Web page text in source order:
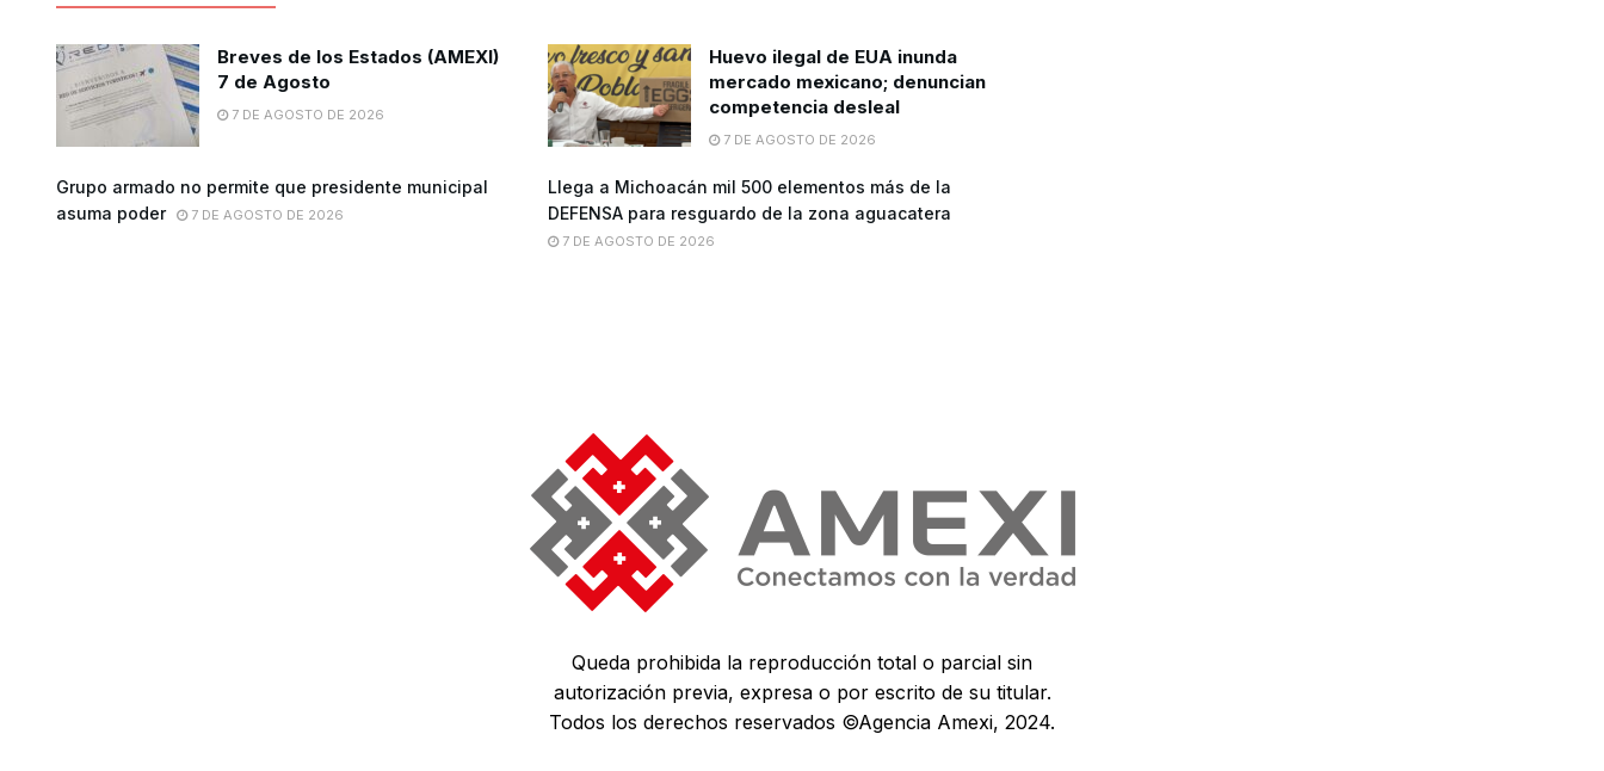
Breves de los Estados (AMEXI)
7 de Agosto
7 DE AGOSTO DE 2026
Huevo ilegal de EUA inunda
mercado mexicano; denuncian
competencia desleal
7 DE AGOSTO DE 2026
Grupo armado no permite que presidente municipal
asuma poder
7 DE AGOSTO DE 2026
Llega a Michoacán mil 500 elementos más de la
DEFENSA para resguardo de la zona aguacatera
7 DE AGOSTO DE 2026
Queda prohibida la reproducción total o parcial sin
autorización previa, expresa o por escrito de su titular.
Todos los derechos reservados ©Agencia Amexi, 2024.